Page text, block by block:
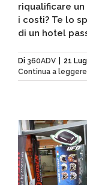
riqualificare
i costi? Te lo
di un hotel
Di 360ADV 21
Continua a leggere